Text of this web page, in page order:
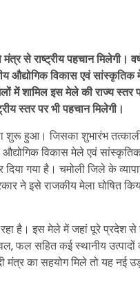
मंत्र से राष्ट्रीय पहचान
विकास एवं सांस्कृतिक
इस मेले की राज्य स्तर
स्तर पर भी पहचान मिलेगी।
शुरू हुआ। जिसका शुभारंभ
औद्योगिक विकास मेले एवं
गया है। चमोली जिले के
ने इसे राजकीय मेला घोषित
है। इस मेले में जहां पूरे प्रदेश
फल सहित कई स्थानीय
मंत्र का सहयोग मिले तो यह नई